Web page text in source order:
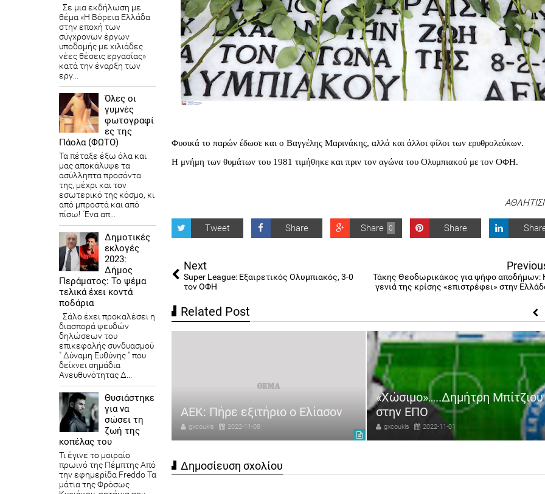
Φυσικά το παρών έδωσε και ο Βαγγέλης Μαρινάκης, αλλά και άλλοι φίλοι των ερυθρολεύκων.
Η μνήμη των θυμάτων του 1981 τιμήθηκε και πριν τον αγώνα του Ολυμπιακού με τον ΟΦΗ.
Tweet Share 0
Share Share
Next
Super League: Εξαιρετικός Ολυμπιακός, 3-0
τον ΟΦΗ
Τάκης Θεοδωρικάκος για ψήφο αποδήμων:
γενιά της κρίσης «επιστρέφει» στην
Related Post
«Λάθος η επιλογή του
για το Μουντιάλ»
2022-11-08
ΑΕΚ: Πήρε εξιτήριο ο Ελίασον
gxcoukis 2022-11-08
«Χώσιμο»…..Δημήτρη Μπίτζιου
στην ΕΠΟ
gxcoukis 2022-11-01
Δημοσίευση σχολίου
Σε μια εκδήλωση με
θέμα «Η Βόρεια Ελλάδα
στην εποχή των
σύγχρονων έργων
υποδομής με χιλιάδες
νέες θέσεις εργασίας»
κατά την έναρξη των
εργ...
Όλες οι
γυμνές
φωτογραφί
ες της
Πάολα (ΦΩΤΟ)
Τα πέταξε έξω όλα και
μας αποκάλυψε τα
ασύλληπτα προσόντα
της, μέχρι και τον
εσωτερικό της κόσμο, κι
από μπροστά και από
πίσω! Ένα απ...
Δημοτικές
εκλογές
2023:
Δήμος
Περάματος: Το ψέμα
τελικά έχει κοντά
ποδάρια
Σάλο έχει προκαλέσει η
διασπορά ψευδών
δηλώσεων του
επικεφαλής συνδυασμού
" Δύναμη Ευθύνης " που
δείχνει σημάδια
Ανευθυνότητας Δ...
Θυσιάστηκε
για να
σώσει τη
ζωή της
κοπέλας του
Τι έγινε το μοιραίο
πρωινό της Πέμπτης Από
την εφημερίδα Freddo Τα
μάτια της Φρόσως